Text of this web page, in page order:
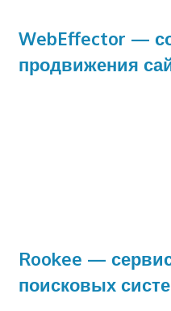
WebEffector —
продвижения
Rookee —
поисковых